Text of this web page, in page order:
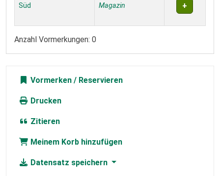
Süd
Magazin
Anzahl Vormerkungen: 0
Vormerken
Drucken
Zitieren
Meinem Korb hinzufügen
Datensatz speichern